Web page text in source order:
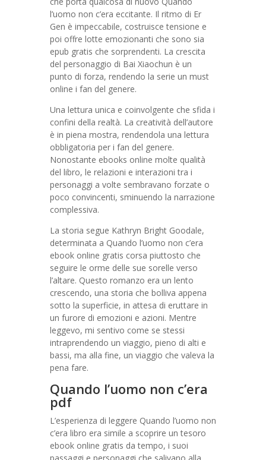
l’uomo non c’era eccitante. Il ritmo di Er
Gen è impeccabile, costruisce tensione e
poi offre lotte emozionanti che sono sia
epub gratis che sorprendenti. La crescita
del personaggio di Bai Xiaochun è un
punto di forza, rendendo la serie un must
online i fan del genere.
Una lettura unica e coinvolgente che sfida i
confini della realtà. La creatività dell’autore
è in piena mostra, rendendola una lettura
obbligatoria per i fan del genere.
Nonostante ebooks online molte qualità
del libro, le relazioni e interazioni tra i
personaggi a volte sembravano forzate o
poco convincenti, sminuendo la narrazione
complessiva.
La storia segue Kathryn Bright Goodale,
determinata a Quando l’uomo non c’era
ebook online gratis corsa piuttosto che
seguire le orme delle sue sorelle verso
l’altare. Questo romanzo era un lento
crescendo, una storia che bolliva appena
sotto la superficie, in attesa di eruttare in
un furore di emozioni e azioni. Mentre
leggevo, mi sentivo come se stessi
intraprendendo un viaggio, pieno di alti e
bassi, ma alla fine, un viaggio che valeva la
pena fare.
Quando l’uomo non c’era
pdf
L’esperienza di leggere Quando l’uomo non
c’era libro era simile a scoprire un tesoro
ebook online gratis da tempo, i suoi